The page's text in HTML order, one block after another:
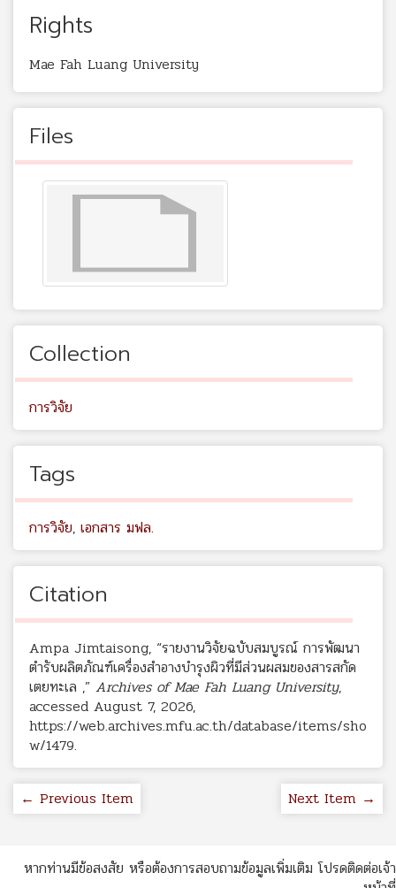
Rights
Mae Fah Luang University
Files
Collection
การวิจัย
Tags
การวิจัย, เอกสาร มฟล.
Citation
Ampa Jimtaisong, “รายงานวิจัยฉบับสมบูรณ์ การพัฒนา
ตำรับผลิตภัณฑ์เครื่องสำอางบำรุงผิวที่มีส่วนผสมของสารสกัด
เตยทะเล ,” Archives of Mae Fah Luang University,
accessed August 7, 2026,
https://web.archives.mfu.ac.th/database/items/sho
w/1479.
← Previous Item Next Item →
หากท่านมีข้อสงสัย หรือต้องการสอบถามข้อมูลเพิ่มเติม โปรดติดต่อเจ้า